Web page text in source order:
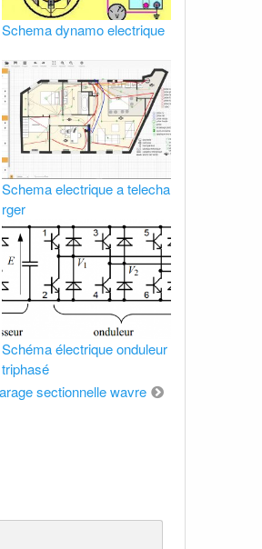
Schema dynamo electrique
Schema electrique a telecha
rger
Schéma électrique onduleur
triphasé
sectionnelle wavre